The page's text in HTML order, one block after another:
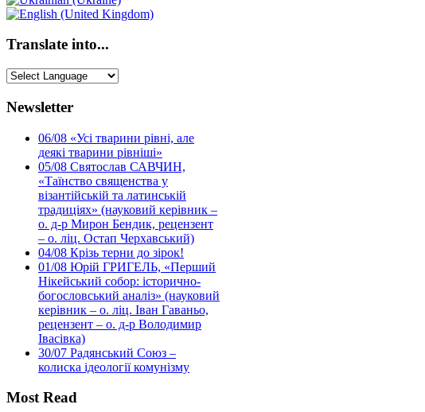
Translate into...
Newsletter
06/08 «Усі тварини рівні, але
деякі тварини рівніші»
05/08 Святослав САВЧИН,
«Таїнство священства у
візантійській та латинській
традиціях» (науковий керівник –
о. д-р Мирон Бендик, рецензент
– о. ліц. Остап Черхавський)
04/08 Крізь терни до зірок!
01/08 Юрій ГРИГЕЛЬ, «Перший
Нікейський собор: історично-
богословський аналіз» (науковий
керівник – о. ліц. Іван Гаваньо,
рецензент – о. д-р Володимир
Івасівка)
30/07 Радянський Союз –
колиска ідеології комунізму
Most Read